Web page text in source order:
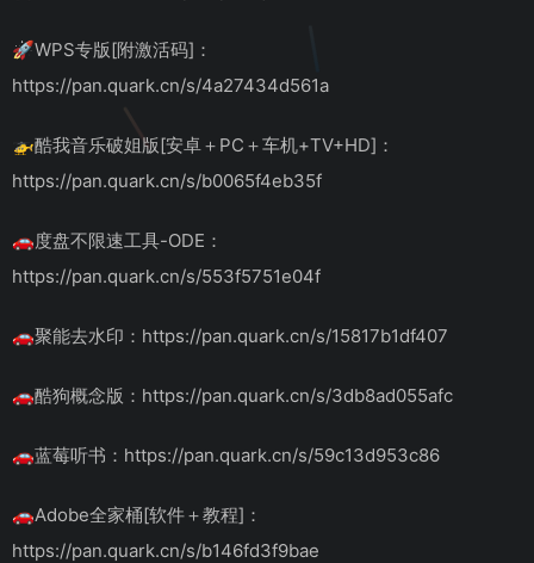
🚀WPS专版[附激活码]：
https://pan.quark.cn/s/4a27434d561a
🚁酷我音乐破姐版[安卓＋PC＋车机+TV+HD]：
https://pan.quark.cn/s/b0065f4eb35f
🚗度盘不限速工具-ODE：
https://pan.quark.cn/s/553f5751e04f
🚗聚能去水印：https://pan.quark.cn/s/15817b1df407
🚗酷狗概念版：https://pan.quark.cn/s/3db8ad055afc
🚗蓝莓听书：https://pan.quark.cn/s/59c13d953c86
🚗Adobe全家桶[软件＋教程]：
https://pan.quark.cn/s/b146fd3f9bae